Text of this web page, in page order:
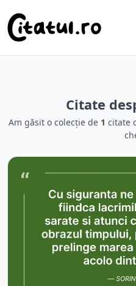
Citate
Am găsit o colecție de 1 citate